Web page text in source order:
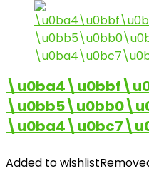
Added to wishlist